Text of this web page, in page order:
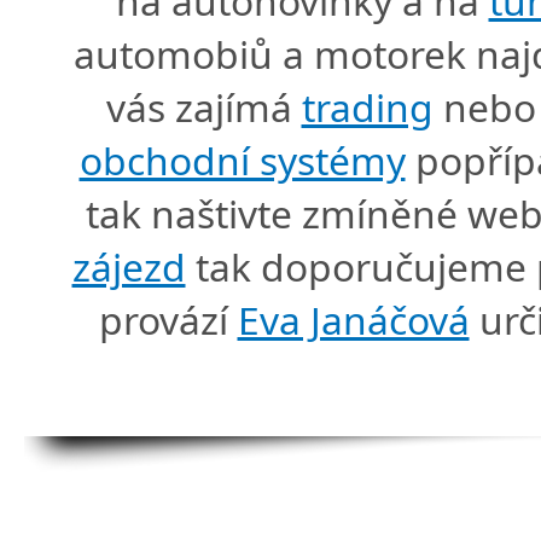
automobiů a motorek
vás zajímá trading
obchodní systémy
tak naštivte zmíněné
zájezd tak doporučujeme
provází Eva Janáčová